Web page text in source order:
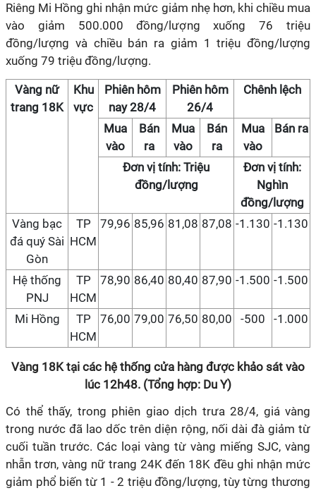
Riêng Mi Hồng ghi nhận mức giảm nhẹ hơn, khi chiều mua
vào giảm 500.000 đồng/lượng xuống 76 triệu
đồng/lượng và chiều bán ra giảm 1 triệu đồng/lượng
xuống 79 triệu đồng/lượng.
Vàng nữ
trang 18K
Khu
vực
Phiên hôm
nay 28/4
Phiên hôm
26/4
Chênh lệch
Mua
vào
Bán
ra
Mua
vào
Bán
ra
Mua
vào
Bán ra
Đơn vị tính: Triệu
đồng/lượng
Đơn vị tính:
Nghìn
đồng/lượng
Vàng bạc
đá quý Sài
Gòn
TP
HCM
79,96 85,96 81,08 87,08 -1.130 -1.130
Hệ thống
PNJ
TP
HCM
78,90 86,40 80,40 87,90 -1.500 -1.500
Mi Hồng
TP
HCM
76,00 79,00 76,50 80,00 -500 -1.000
Vàng 18K tại các hệ thống cửa hàng được khảo sát vào
lúc 12h48. (Tổng hợp: Du Y)
Có thể thấy, trong phiên giao dịch trưa 28/4, giá vàng
trong nước đã lao dốc trên diện rộng, nối dài đà giảm từ
cuối tuần trước. Các loại vàng từ vàng miếng SJC, vàng
nhẫn trơn, vàng nữ trang 24K đến 18K đều ghi nhận mức
giảm phổ biến từ 1 - 2 triệu đồng/lượng, tùy từng thương